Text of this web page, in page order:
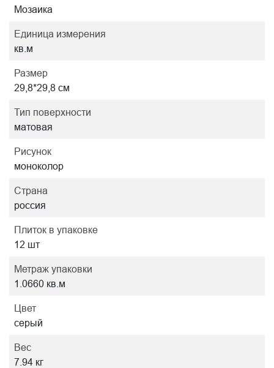
Мозаика
Единица измерения
кв.м
Размер
29,8*29,8 см
Тип поверхности
матовая
Рисунок
моноколор
Страна
россия
Плиток в упаковке
12 шт
Метраж упаковки
1.0660 кв.м
Цвет
серый
Вес
7.94 кг